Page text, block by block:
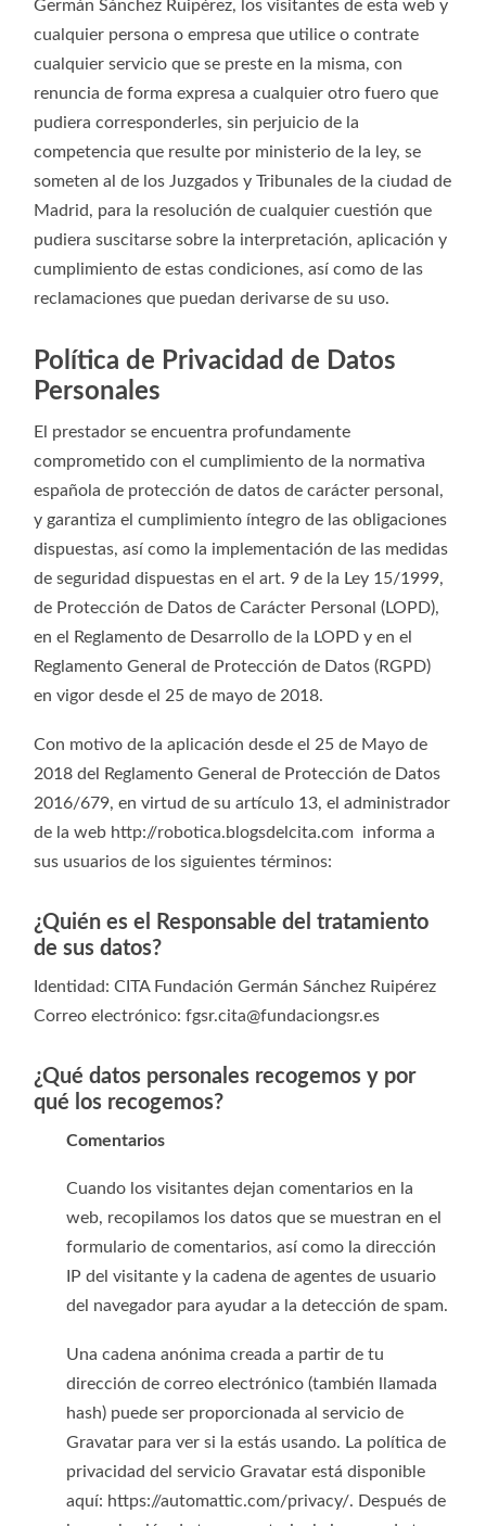
Germán Sánchez Ruipérez, los visitantes de esta web y
cualquier persona o empresa que utilice o contrate
cualquier servicio que se preste en la misma, con
renuncia de forma expresa a cualquier otro fuero que
pudiera corresponderles, sin perjuicio de la
competencia que resulte por ministerio de la ley, se
someten al de los Juzgados y Tribunales de la ciudad de
Madrid, para la resolución de cualquier cuestión que
pudiera suscitarse sobre la interpretación, aplicación y
cumplimiento de estas condiciones, así como de las
reclamaciones que puedan derivarse de su uso.
Política de Privacidad de Datos
Personales
El prestador se encuentra profundamente
comprometido con el cumplimiento de la normativa
española de protección de datos de carácter personal,
y garantiza el cumplimiento íntegro de las obligaciones
dispuestas, así como la implementación de las medidas
de seguridad dispuestas en el art. 9 de la Ley 15/1999,
de Protección de Datos de Carácter Personal (LOPD),
en el Reglamento de Desarrollo de la LOPD y en el
Reglamento General de Protección de Datos (RGPD)
en vigor desde el 25 de mayo de 2018.
Con motivo de la aplicación desde el 25 de Mayo de
2018 del Reglamento General de Protección de Datos
2016/679, en virtud de su artículo 13, el administrador
de la web http://robotica.blogsdelcita.com informa a
sus usuarios de los siguientes términos:
¿Quién es el Responsable del tratamiento
de sus datos?
Identidad: CITA Fundación Germán Sánchez Ruipérez
Correo electrónico:fgsr.cita@fundaciongsr.es
¿Qué datos personales recogemos y por
qué los recogemos?
Comentarios
Cuando los visitantes dejan comentarios en la
web, recopilamos los datos que se muestran en el
formulario de comentarios, así como la dirección
IP del visitante y la cadena de agentes de usuario
del navegador para ayudar a la detección de spam.
Una cadena anónima creada a partir de tu
dirección de correo electrónico (también llamada
hash) puede ser proporcionada al servicio de
Gravatar para ver si la estás usando. La política de
privacidad del servicio Gravatar está disponible
aquí: https://automattic.com/privacy/. Después de